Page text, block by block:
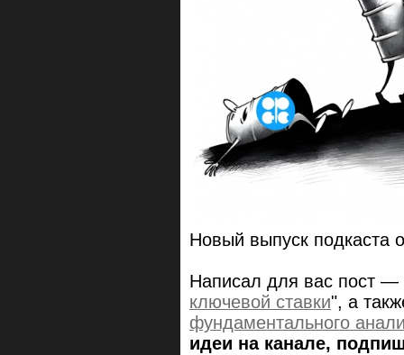
Новый выпуск подкаста
Написал для вас пост —
ключевой ставки", а
фундаментального
идеи на канале,